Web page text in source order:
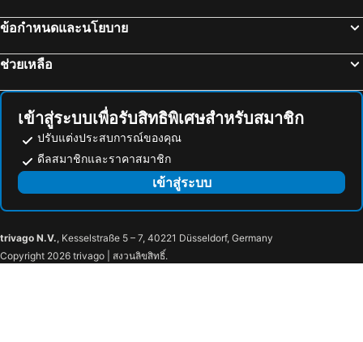
โรงแรม ซานตาอูลาเลีย
โรงแรม ซานตา บอนซ่า
โรงแรม ซี อัน ปาสตีล่า
โรงแรม พลาย่าพาไรโซ
ข้อกำหนดและนโยบาย
ช่วยเหลือ
เข้าสู่ระบบเพื่อรับสิทธิพิเศษสำหรับสมาชิก
ปรับแต่งประสบการณ์ของคุณ
ดีลสมาชิกและราคาสมาชิก
เข้าสู่ระบบ
trivago N.V., Kesselstraße 5 – 7, 40221 Düsseldorf, Germany
Copyright 2026 trivago | สงวนลิขสิทธิ์.